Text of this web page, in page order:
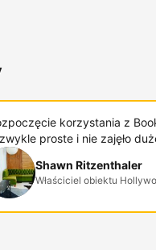
korzystania z
proste i nie zajęło
Shawn Ritzenthaler
Właściciel obiektu